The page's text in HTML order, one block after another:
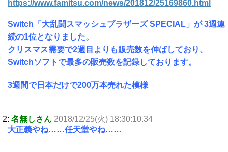
https://www.famitsu.com/news/201812/25169860.html
Switch「大乱闘スマッシュブラザーズ SPECIAL」が 3週連
続の1位となりました。
クリスマス需要で2週目よりも販売数を伸ばしており、
Switchソフトで最多の販売数を記録しております。
3週間で日本だけで200万本売れた模様
2: 名無しさん 2018/12/25(火) 18:30:10.34
大正義やね……任天堂やね……